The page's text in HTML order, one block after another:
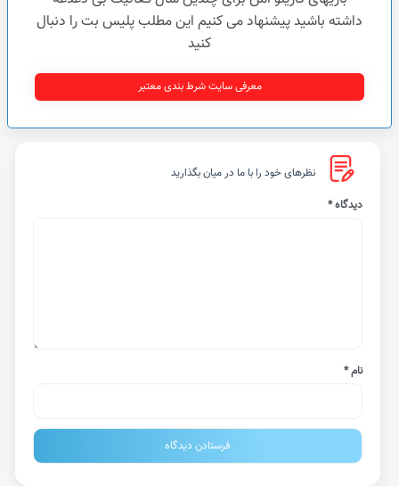
داشته باشید پیشنهاد می کنیم این مطلب پلیس بت را دنبال
کنید
معرفی سایت شرط بندی معتبر
نظرهای خود را با ما در میان بگذارید
دیدگاه*
نام*